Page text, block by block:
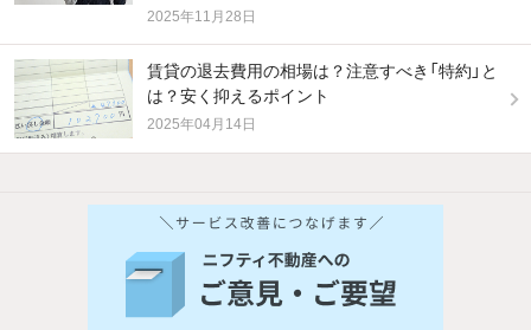
2025年11月28日
賃貸の退去費用の相場は？注意すべき「特約」と
は？安く抑えるポイント
2025年04月14日
他の人はこんな条件で絞り込んでいます！
バス・トイレ別 2階以上